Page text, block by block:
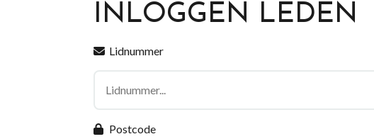
INLOGGEN LEDEN
Lidnummer
Postcode